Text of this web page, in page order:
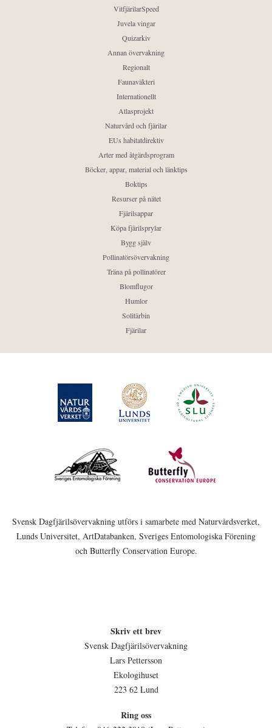
VitfjärilarSpeed
Juvela vingar
Quizarkiv
Annan övervakning
Regionalt
Faunaväkteri
Internationellt
Atlasprojekt
Naturvård och fjärilar
EUs habitatdirektiv
Arter med åtgärdsprogram
Böcker, appar, material och länktips
Boktips
Resurser på nätet
Fjärilsappar
Köpa fjärilsprylar
Bygg själv
Pollinatörsövervakning
Träna på pollinatörer
Blomflugor
Humlor
Solitärbin
Fjärilar
Svensk Dagfjärilsövervakning utförs i samarbete med Naturvårdsverket,
Lunds Universitet, ArtDatabanken, Sveriges Entomologiska Förening
och Butterfly Conservation Europe.
Skriv ett brev
Svensk Dagfjärilsövervakning
Lars Pettersson
Ekologihuset
223 62 Lund
Ring oss